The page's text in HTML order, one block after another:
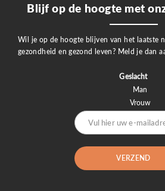
Blijf op de hoogte met
Wil je op de hoogte blijven van het laatste
gezondheid en gezond leven? Meld je dan
Geslacht
Man
Vrouw